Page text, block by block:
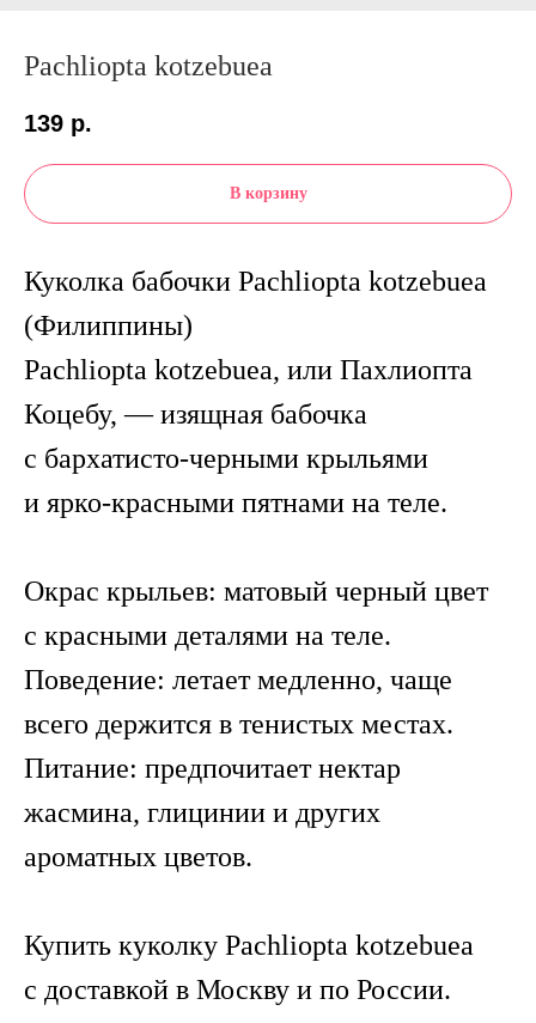
Pachliopta kotzebuea
139 р.
В корзину
Куколка бабочки Pachliopta kotzebuea
(Филиппины)
Pachliopta kotzebuea, или Пахлиопта
Коцебу, — изящная бабочка
с бархатисто-черными крыльями
и ярко-красными пятнами на теле.
Окрас крыльев: матовый черный цвет
с красными деталями на теле.
Поведение: летает медленно, чаще
всего держится в тенистых местах.
Питание: предпочитает нектар
жасмина, глицинии и других
ароматных цветов.
Купить куколку Pachliopta kotzebuea
с доставкой в Москву и по России.